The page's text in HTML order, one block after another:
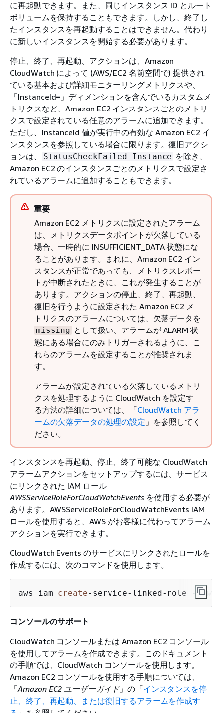
に再起動できます。また、同じインスタンス ID とルート
ボリュームを保持することもできます。しかし、終了し
たインスタンスを再起動することはできません。代わり
に新しいインスタンスを開始する必要があります。
停止、終了、再起動、アクションは、Amazon
CloudWatch によって (AWS/EC2 名前空間で) 提供され
ている基本および詳細モニターリングメトリクスや、
「InstanceId=」ディメンションを含んでいるカスタムメ
トリクスなど、Amazon EC2 インスタンスごとのメトリ
クスで設定されている任意のアラームに追加できます。
ただし、InstanceId 値が実行中の有効な Amazon EC2 イ
ンスタンスを参照している場合に限ります。復旧アクシ
ョンは、
StatusCheckFailed_Instance を除き、
Amazon EC2 のインスタンスごとのメトリクスで設定さ
れているアラームに追加することもできます。
重要
Amazon EC2 メトリクスに設定されたアラーム
は、メトリクスデータポイントが欠落している
場合、一時的に INSUFFICIENT_DATA 状態にな
ることがあります。まれに、Amazon EC2 イン
スタンスが正常であっても、メトリクスレポー
トが中断されたときに、これが発生することが
あります。アクションの停止、終了、再起動、
復旧を行うように設定された Amazon EC2 メ
トリクスのアラームについては、欠落データを
missing として扱い、アラームが ALARM 状
態にある場合にのみトリガーされるように、こ
れらのアラームを設定することが推奨されま
す。
アラームが設定されている欠落しているメトリ
クスを処理するように CloudWatch を設定す
る方法の詳細については、「CloudWatch アラ
ームの欠落データの処理の設定 」を参照してく
ださい。
インスタンスを再起動、停止、終了可能な CloudWatch
アラームアクションをセットアップするには、サービス
にリンクされた IAM ロール
AWSServiceRoleForCloudWatchEvents を使用する必要が
あります。AWSServiceRoleForCloudWatchEvents IAM
ロールを使用すると、AWS がお客様に代わってアラーム
アクションを実行できます。
CloudWatch Events のサービスにリンクされたロールを
作成するには、次のコマンドを使用します。
aws iam create- service- linked- role --
コンソールのサポート
CloudWatch コンソールまたは Amazon EC2 コンソール
を使用してアラームを作成できます。このドキュメント
の手順では、CloudWatch コンソールを使用します。
Amazon EC2 コンソールを使用する手順については、
「Amazon EC2 ユーザーガイド」の「インスタンスを停
止、終了、再起動、または復旧するアラームを作成す